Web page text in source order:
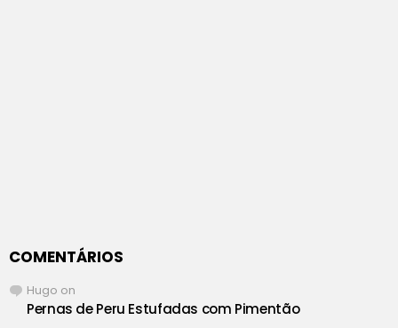
COMENTÁRIOS
Hugo on
Pernas de Peru Estufadas com Pimentão